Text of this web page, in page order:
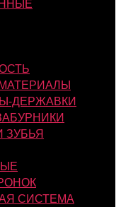
ДЕРЖАВКИ
ЗУБЬЯ
СИСТЕМА